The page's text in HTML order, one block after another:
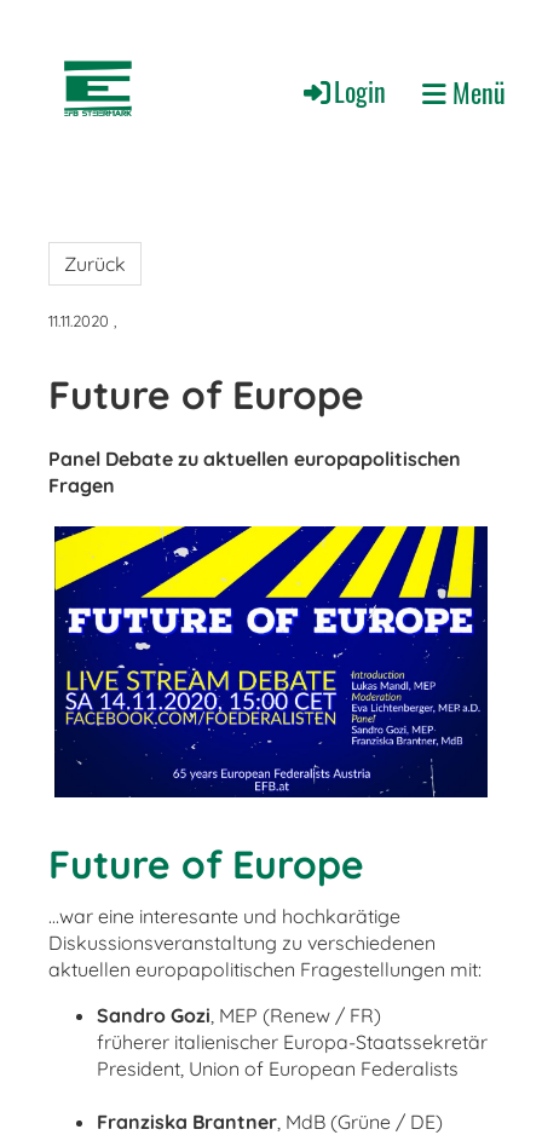
Login Menü
Zurück
11.11.2020
Future of Europe
Panel Debate zu aktuellen europapolitischen
Fragen
Future of Europe
...war eine interesante und hochkarätige
Diskussionsveranstaltung zu verschiedenen
aktuellen europapolitischen Fragestellungen mit:
Sandro Gozi, MEP (Renew / FR)
früherer italienischer Europa-Staatssekretär
President, Union of European Federalists
Franziska Brantner, MdB (Grüne / DE)